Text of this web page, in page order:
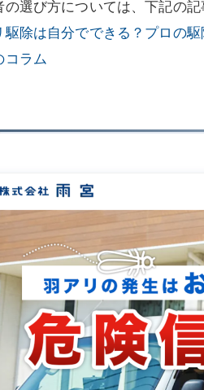
の選び方については、下記の記
駆除は自分でできる？プロの
コラム